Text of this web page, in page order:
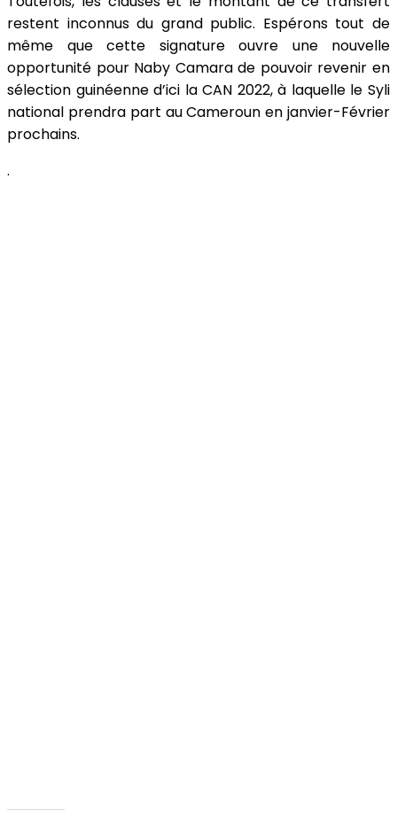
restent inconnus du grand public. Espérons tout de
même que cette signature ouvre une nouvelle
opportunité pour Naby Camara de pouvoir revenir en
sélection guinéenne d’ici la CAN 2022, à laquelle le Syli
national prendra part au Cameroun en janvier-Février
prochains.
.